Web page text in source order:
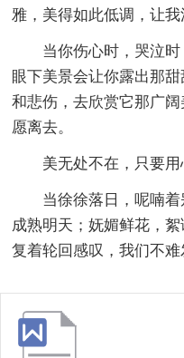
雅，美得如此低调，让
当你伤心时，哭泣
眼下美景会让你露出那
和悲伤，去欣赏它那广
愿离去。
美无处不在，只要用
当徐徐落日，呢喃
成熟明天；妩媚鲜花，
复着轮回感叹，我们不难